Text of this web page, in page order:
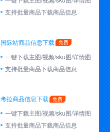
支持批量商品下载商品信息
国际站商品信息下载
一键下载主图/视频/sku图/详情图
支持批量商品下载商品信息
考拉商品信息下载
一键下载主图/视频/sku图/详情图
支持批量商品下载商品信息